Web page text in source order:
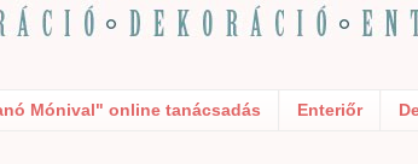
Mónival" online tanácsadás Enteriőr